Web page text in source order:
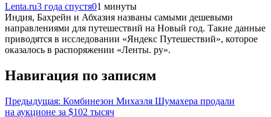
Lenta.ru3 года спустя01 минуты
Индия, Бахрейн и Абхазия названы самыми дешевыми
направлениями для путешествий на Новый год. Такие данные
приводятся в исследовании «Яндекс Путешествий», которое
оказалось в распоряжении «Ленты. ру».
Навигация по записям
Предыдущая: Комбинезон Михаэля Шумахера продали
на аукционе за $102 тысяч